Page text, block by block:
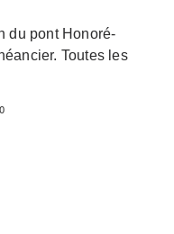
du pont Honoré-
Toutes les